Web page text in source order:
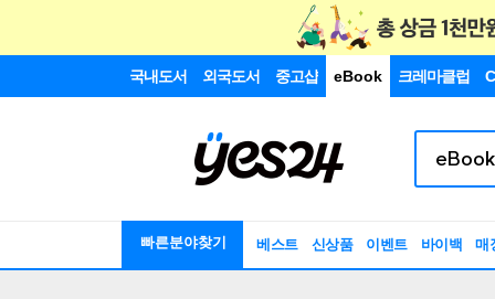
국내도서 외국도서 중고샵 eBook 크레마클럽
빠른분야찾기 베스트 신상품 이벤트 바이백 매